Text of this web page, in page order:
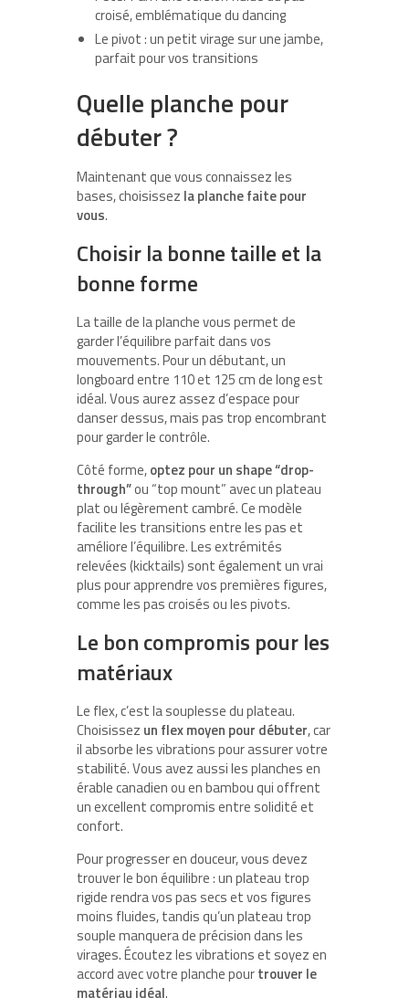
croisé, emblématique du dancing
Le pivot : un petit virage sur une jambe,
parfait pour vos transitions
Quelle planche pour
débuter ?
Maintenant que vous connaissez les
bases, choisissez la planche faite pour
vous.
Choisir la bonne taille et la
bonne forme
La taille de la planche vous permet de
garder l’équilibre parfait dans vos
mouvements. Pour un débutant, un
longboard entre 110 et 125 cm de long est
idéal. Vous aurez assez d’espace pour
danser dessus, mais pas trop encombrant
pour garder le contrôle.
Côté forme,optez pour un shape “drop-
through”ou “top mount” avec un plateau
plat ou légèrement cambré. Ce modèle
facilite les transitions entre les pas et
améliore l’équilibre. Les extrémités
relevées (kicktails) sont également un vrai
plus pour apprendre vos premières figures,
comme les pas croisés ou les pivots.
Le bon compromis pour les
matériaux
Le flex, c’est la souplesse du plateau.
Choisissez un flex moyen pour débuter, car
il absorbe les vibrations pour assurer votre
stabilité. Vous avez aussi les planches en
érable canadien ou en bambou qui offrent
un excellent compromis entre solidité et
confort.
Pour progresser en douceur, vous devez
trouver le bon équilibre : un plateau trop
rigide rendra vos pas secs et vos figures
moins fluides, tandis qu’un plateau trop
souple manquera de précision dans les
virages. Écoutez les vibrations et soyez en
accord avec votre planche pourtrouver le
matériau idéal.